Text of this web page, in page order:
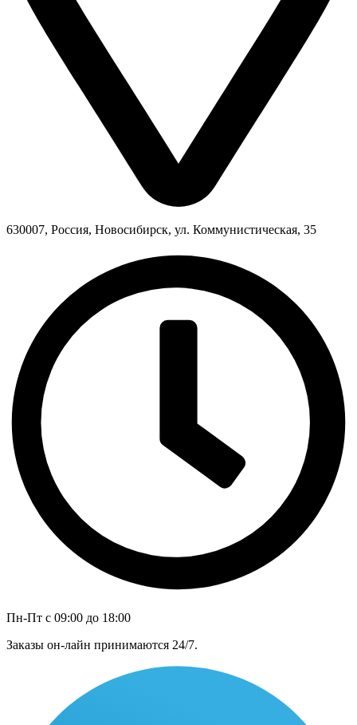
630007, Россия, Новосибирск, ул. Коммунистическая, 35
Пн-Пт с 09:00 до 18:00
Заказы он-лайн принимаются 24/7.